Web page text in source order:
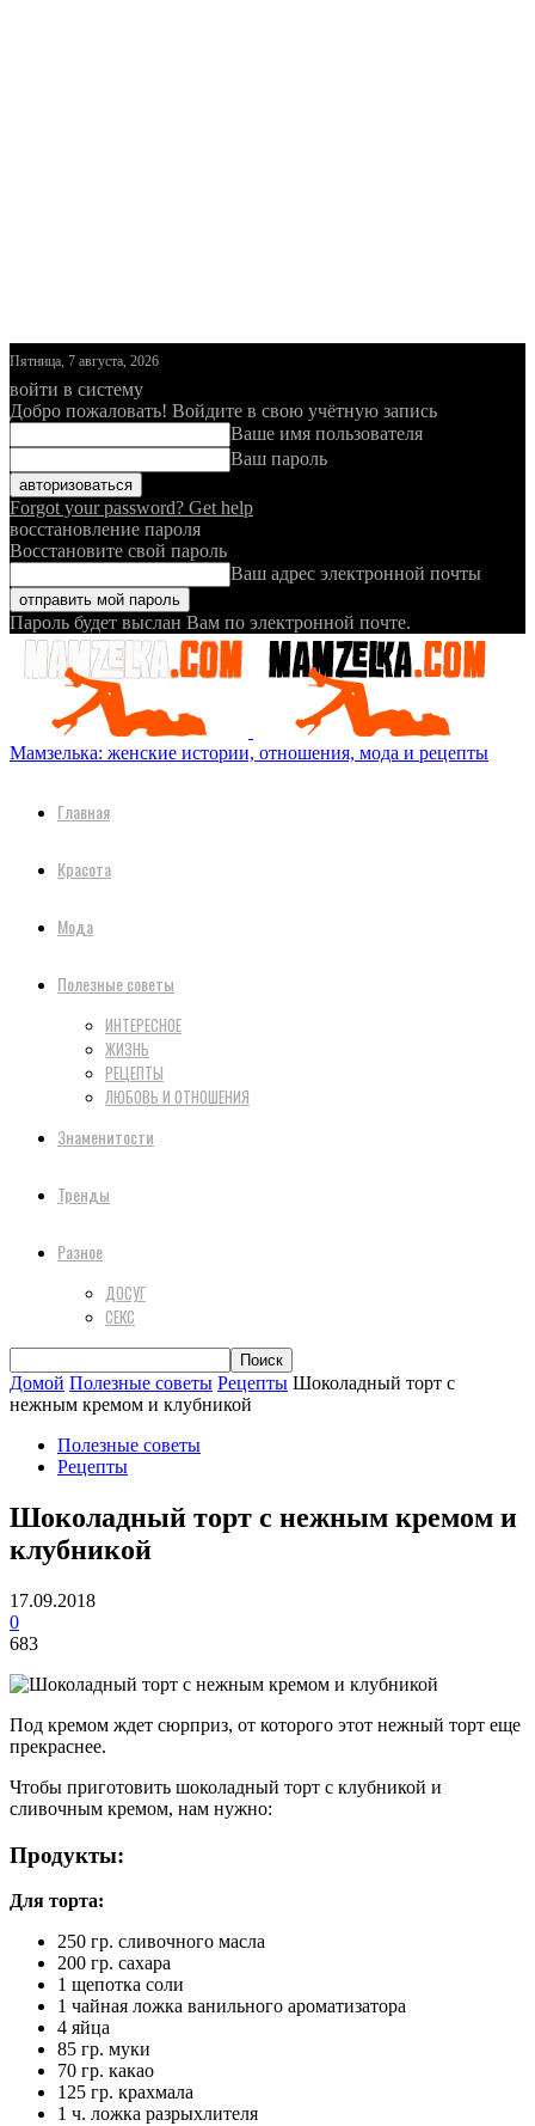
Пятница, 7 августа, 2026
войти в систему
Добро пожаловать! Войдите в свою учётную запись
Ваше имя пользователя
Ваш пароль
Forgot your password? Get help
восстановление пароля
Восстановите свой пароль
Ваш адрес электронной почты
Пароль будет выслан Вам по электронной почте.
Мамзелька: женские истории, отношения, мода и рецепты
Главная
Красота
Мода
Полезные советы
ИНТЕРЕСНОЕ
ЖИЗНЬ
РЕЦЕПТЫ
ЛЮБОВЬ И ОТНОШЕНИЯ
Знаменитости
Тренды
Разное
ДОСУГ
СЕКС
Домой Полезные советы Рецепты Шоколадный торт с
нежным кремом и клубникой
Полезные советы
Рецепты
Шоколадный торт с нежным кремом и
клубникой
17.09.2018
0
683
Под кремом ждет сюрприз, от которого этот нежный торт еще
прекраснее.
Чтобы приготовить шоколадный торт с клубникой и
сливочным кремом, нам нужно:
Продукты:
Для торта:
250 гр. сливочного масла
200 гр. сахара
1 щепотка соли
1 чайная ложка ванильного ароматизатора
4 яйца
85 гр. муки
70 гр. какао
125 гр. крахмала
1 ч. ложка разрыхлителя